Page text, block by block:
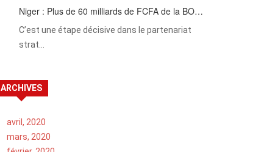
Niger : Plus de 60 milliards de FCFA de la BO…
C’est une étape décisive dans le partenariat
strat…
ARCHIVES
avril, 2020
mars, 2020